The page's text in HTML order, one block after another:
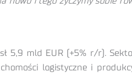
mld EUR (+5% r/r).
logistyczne i